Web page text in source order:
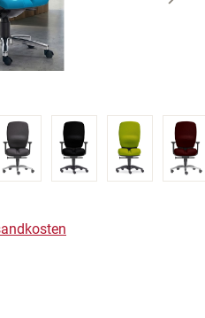
von 5 von 5 Sternen